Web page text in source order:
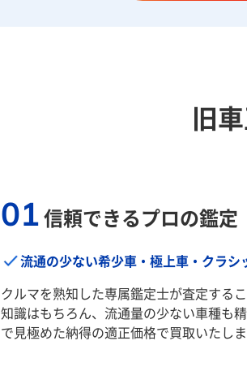
旧
01信頼できるプロの鑑定
流通の少ない希少車・極上車・クラ
クルマを熟知した専属鑑定士が査定する
知識はもちろん、流通量の少ない車種も
で見極めた納得の適正価格で買取いたしま